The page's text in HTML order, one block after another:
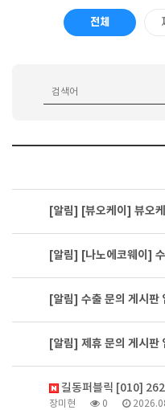
전체
[알림] [뷰오케이] 뷰오
[알림] [나노에코웨이]
[알림] 수출 문의 게시판
[알림] 제휴 문의 게시판
길동퍼블릭 [010]
장미현 0